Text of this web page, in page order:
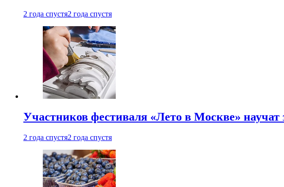
2 года спустя2 года спустя
Участников фестиваля «Лето в Москве» научат
2 года спустя2 года спустя